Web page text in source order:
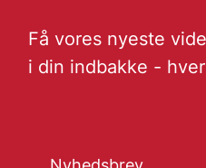
Få vores nyeste
i din indbakke -